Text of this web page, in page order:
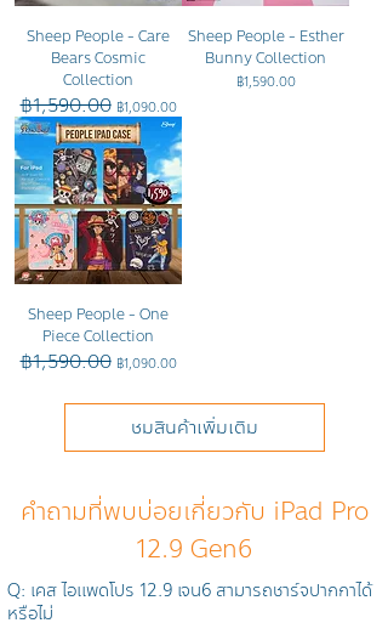
Sheep People - Care
Bears Cosmic
Collection
ราคาปกติ
฿1,590.00 ราคาขายลด
฿1,090.00
Sheep People - Esther
Bunny Collection
ราคา
฿1,590.00
Sheep People - One
Piece Collection
ราคาปกติ
฿1,590.00 ราคาขายลด
฿1,090.00
ชมสินค้าเพิ่มเติม
คำถามที่พบบ่อยเกี่ยวกับ iPad Pro
12.9 Gen6
Q: เคส ไอแพดโปร 12.9 เจน6 สามารถชาร์จปากกาได้
หรือไม่